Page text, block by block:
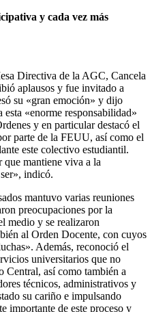
y cada vez más
Directiva de la AGC, Cancela
aplausos y fue invitado a
su «gran emoción» y dijo
esta «enorme responsabilidad»
y en particular destacó el
parte de la FEUU, así como el
este colectivo estudiantil.
que mantiene viva a la
indicó.
mantuvo varias reuniones
preocupaciones por la
medio y se realizaron
al Orden Docente, con cuyos
Además, reconoció el
universitarios que no
Central, así como también a
técnicos, administrativos y
su cariño e impulsando
importante de este proceso y